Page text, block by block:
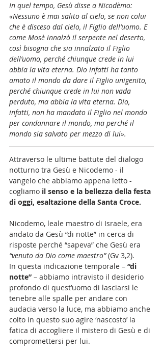
In quel tempo, Gesù disse a Nicodèmo:
«Nessuno è mai salito al cielo, se non colui
che è disceso dal cielo, il Figlio dell’uomo. E
come Mosè innalzò il serpente nel deserto,
così bisogna che sia innalzato il Figlio
dell’uomo, perché chiunque crede in lui
abbia la vita eterna. Dio infatti ha tanto
amato il mondo da dare il Figlio unigenito,
perché chiunque crede in lui non vada
perduto, ma abbia la vita eterna. Dio,
infatti, non ha mandato il Figlio nel mondo
per condannare il mondo, ma perché il
mondo sia salvato per mezzo di lui».
Attraverso le ultime battute del dialogo
notturno tra Gesù e Nicodemo - il
vangelo che abbiamo appena letto -
cogliamo il senso e la bellezza della festa
di oggi, esaltazione della Santa Croce.
Nicodemo, leale maestro di Israele, era
andato da Gesù “di notte” in cerca di
risposte perché “sapeva” che Gesù era
“venuto da Dio come maestro” (Gv 3,2).
In questa indicazione temporale – “di
notte” – abbiamo intravisto il desiderio
profondo di quest’uomo di lasciarsi le
tenebre alle spalle per andare con
audacia verso la luce, ma abbiamo anche
colto in questo suo agire ‘nascosto’ la
fatica di accogliere il mistero di Gesù e di
compromettersi per lui.